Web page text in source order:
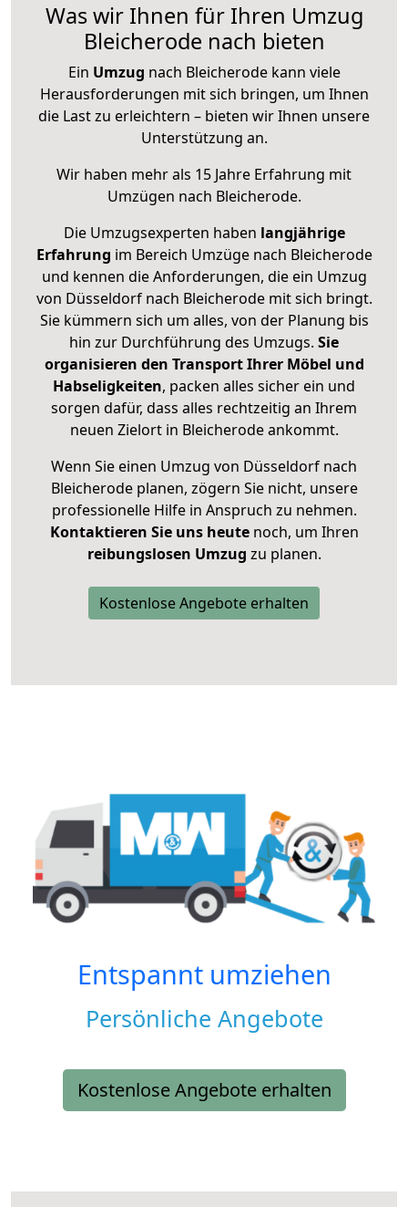
Was wir Ihnen für Ihren Umzug
Bleicherode nach bieten
Ein Umzug nach Bleicherode kann viele
Herausforderungen mit sich bringen, um Ihnen
die Last zu erleichtern – bieten wir Ihnen unsere
Unterstützung an.
Wir haben mehr als 15 Jahre Erfahrung mit
Umzügen nach Bleicherode.
Die Umzugsexperten haben langjährige
Erfahrung im Bereich Umzüge nach Bleicherode
und kennen die Anforderungen, die ein Umzug
von Düsseldorf nach Bleicherode mit sich bringt.
Sie kümmern sich um alles, von der Planung bis
hin zur Durchführung des Umzugs. Sie
organisieren den Transport Ihrer Möbel und
Habseligkeiten, packen alles sicher ein und
sorgen dafür, dass alles rechtzeitig an Ihrem
neuen Zielort in Bleicherode ankommt.
Wenn Sie einen Umzug von Düsseldorf nach
Bleicherode planen, zögern Sie nicht, unsere
professionelle Hilfe in Anspruch zu nehmen.
Kontaktieren Sie uns heutenoch, um Ihren
reibungslosen Umzug zu planen.
Kostenlose Angebote erhalten
Entspannt umziehen
Persönliche Angebote
Kostenlose Angebote erhalten